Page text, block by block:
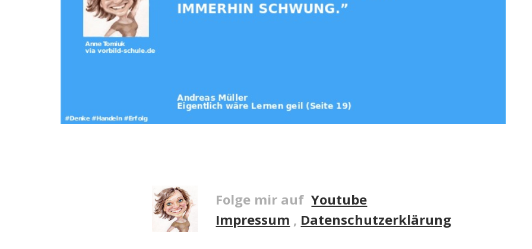
Folge mir auf Youtube
Impressum , Datenschutzerklärung